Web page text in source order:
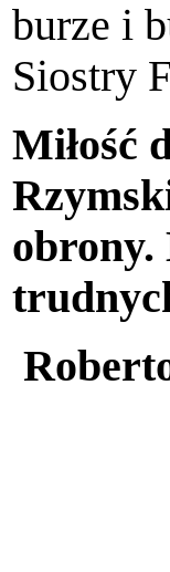
burze i
Siostry
Miłość
obrony.